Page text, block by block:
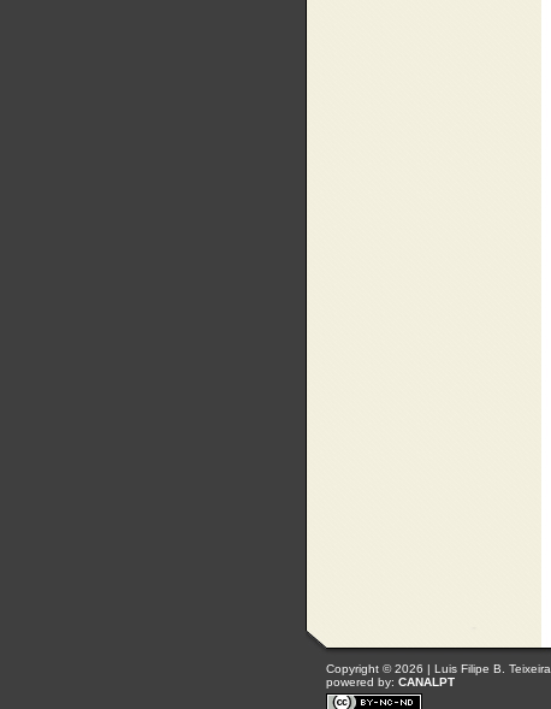
Copyright © 2026 | Luis Filipe B. Teixeira
powered by: CANALPT